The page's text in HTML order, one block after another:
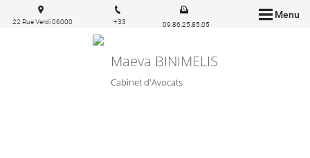
Menu
Maeva BINIMELIS
Cabinet d'Avocats
22 Rue Verdi 06000
+33
09.86.25.85.05